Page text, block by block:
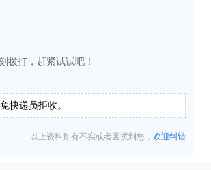
拨打，赶紧试试吧！
快递员拒收。
以上资料如有不实或者困扰到您， 欢迎纠错